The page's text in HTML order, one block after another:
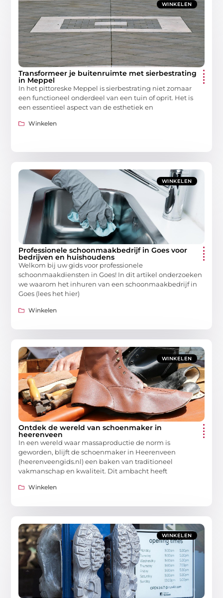
WINKELEN
Transformeer je buitenruimte met sierbestrating
in Meppel
In het pittoreske Meppel is sierbestrating niet zomaar
een functioneel onderdeel van een tuin of oprit. Het is
een essentieel aspect van de esthetiek en
Winkelen
WINKELEN
Professionele schoonmaakbedrijf in Goes voor
bedrijven en huishoudens
Welkom bij uw gids voor professionele
schoonmaakdiensten in Goes! In dit artikel onderzoeken
we waarom het inhuren van een schoonmaakbedrijf in
Goes (lees het hier)
Winkelen
WINKELEN
Ontdek de wereld van schoenmaker in
heerenveen
In een wereld waar massaproductie de norm is
geworden, blijft de schoenmaker in Heerenveen
(heerenveengids.nl) een baken van traditioneel
vakmanschap en kwaliteit. Dit ambacht heeft
Winkelen
WINKELEN